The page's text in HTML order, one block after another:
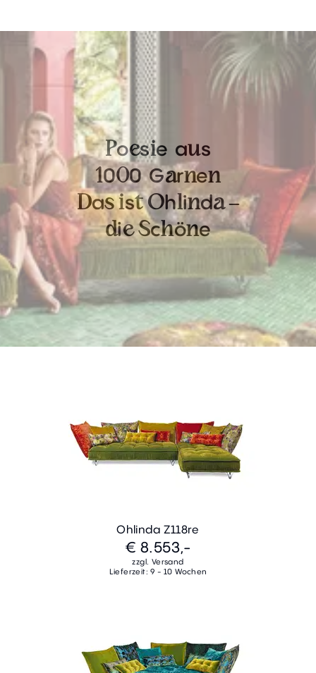
Poesie aus
1000 Garnen
Das ist Ohlinda –
die Schöne
Ohlinda Z118re
€ 8.553,-
zzgl. Versand
Lieferzeit: 9 - 10 Wochen